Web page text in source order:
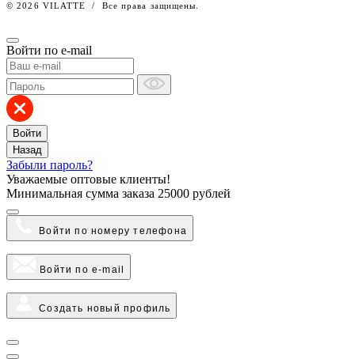
© 2026 VILATTE / Все права защищены.
Войти по e-mail
Войти
Назад
Забыли пароль?
Уважаемые оптовые клиенты!
Минимальная сумма заказа 25000 рублей
Войти по номеру телефона
Войти по e-mail
Создать новый профиль